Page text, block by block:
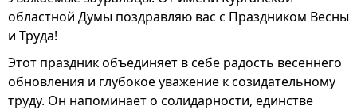
областной Думы поздравляю вас с Праздником Весны
и Труда!
Этот праздник объединяет в себе радость весеннего
обновления и глубокое уважение к созидательному
труду. Он напоминает о солидарности, единстве